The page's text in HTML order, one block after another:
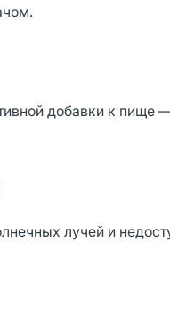
добавки к
лучей и